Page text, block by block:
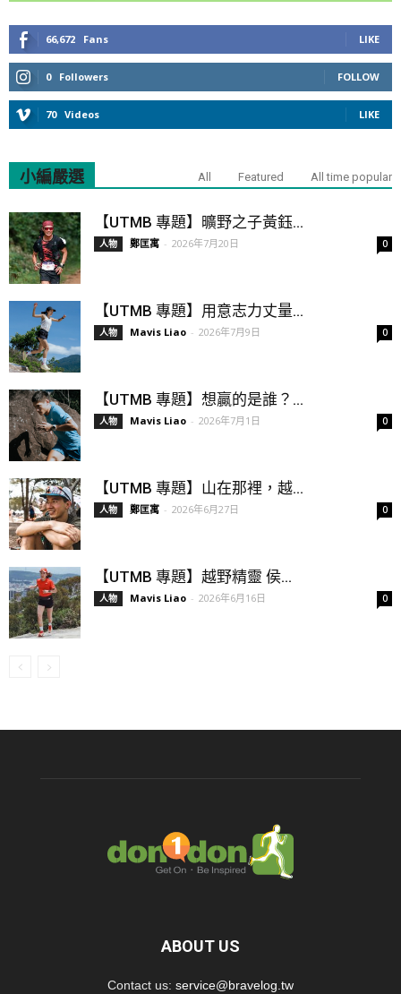
66,672 Fans LIKE
0 Followers FOLLOW
70 Videos LIKE
小編嚴選 All Featured All time popular
【UTMB 專題】曠野之子黃鈺...
人物 鄭匡寓 - 2026年7月20日 0
【UTMB 專題】用意志力丈量...
人物 Mavis Liao - 2026年7月9日 0
【UTMB 專題】想贏的是誰？...
人物 Mavis Liao - 2026年7月1日 0
【UTMB 專題】山在那裡，越...
人物 鄭匡寓 - 2026年6月27日 0
【UTMB 專題】越野精靈 侯...
人物 Mavis Liao - 2026年6月16日 0
ABOUT US
Contact us: service@bravelog.tw